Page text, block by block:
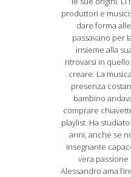
produttori e
dare forma
passavano per
insieme alla
ritrovarsi in
creare. La
presenza
bambino
comprare
playlist. Ha
anni, anche se
insegnante
vera
Alessandro ama